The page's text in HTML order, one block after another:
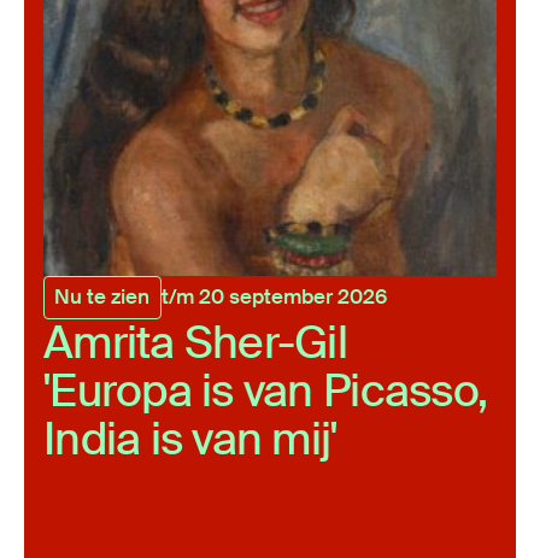
Nu te zien t/m 20 september 2026
Amrita Sher-Gil
'Europa is van Picasso,
India is van mij'